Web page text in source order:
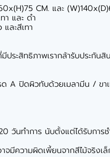
CM. และ
า และ ดำ
ละสีเทา
ประสิทธิภาพเรากล้ารับประกันสิ
ด A ปิดผิวทับด้วยเมลามีน / ข
วันทำการ นับตั้งแต่ได้รับกา
จมีความผิดเพี้ยนจากสีไม้จริงเ